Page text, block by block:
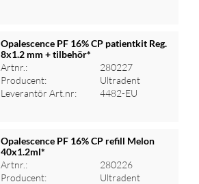
Logga in för priser
Opalescence PF 16% CP patientkit Reg.
8x1.2 mm + tilbehör*
Artnr.:
280227
Producent:
Ultradent
Leverantör Art.nr:
4482-EU
Logga in för priser
Opalescence PF 16% CP refill Melon
40x1.2ml*
Artnr.:
280226
Producent:
Ultradent